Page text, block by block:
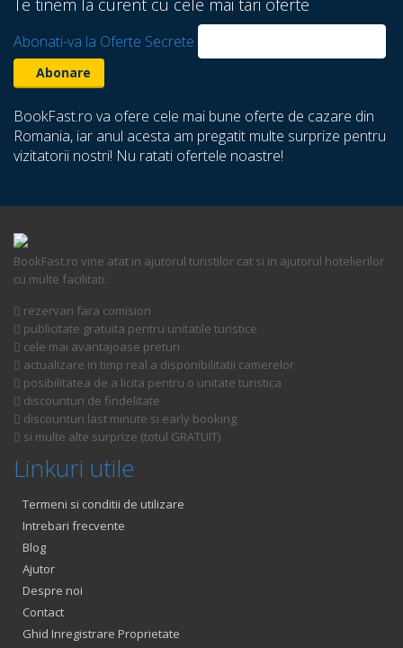
Te tinem la curent cu cele mai tari oferte
Abonati-va la Oferte Secrete
BookFast.ro va ofere cele mai bune oferte de cazare din
Romania, iar anul acesta am pregatit multe surprize pentru
vizitatorii nostri! Nu ratati ofertele noastre!
BookFast.ro vine atat in ajutorul turistilor cat si in ajutorul hotelierilor
cu multe facilitati:
rezervari fara comision
publicitate gratuita pentru unitatile turistice
cele mai avantajoase preturi
actualizare in timp real a disponibilitatii camerelor
posibilitatea de a licita pentru o unitate turistica
discounturi de findelitate
discounturi last minute si early booking
si multe alte surprize (totul GRATUIT)
Linkuri utile
Termeni si conditii de utilizare
Intrebari frecvente
Blog
Ajutor
Despre noi
Contact
Ghid Inregistrare Proprietate